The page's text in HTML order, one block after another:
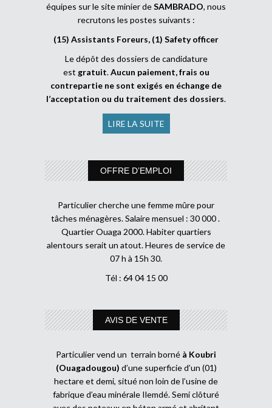
équipes sur le site minier deSAMBRADO, nous
recrutons les postes suivants :
(15) Assistants Foreurs, (1) Safety officer
Le dépôt des dossiers de candidature
est gratuit.Aucun paiement, frais ou
contrepartie ne sont exigés en échange de
l’acceptation ou du traitement des dossiers.
LIRE LA SUITE
OFFRE D’EMPLOI
Particulier cherche une femme mûre pour
tâches ménagères. Salaire mensuel : 30 000 .
Quartier Ouaga 2000. Habiter quartiers
alentours serait un atout. Heures de service de
07 h à 15h 30.
Tél : 64 04 15 00
AVIS DE VENTE
Particulier vend un terrain borné à Koubri
(Ouagadougou) d’une superficie d’un (01)
hectare et demi, situé non loin de l’usine de
fabrique d’eau minérale Ilemdé. Semi clôturé